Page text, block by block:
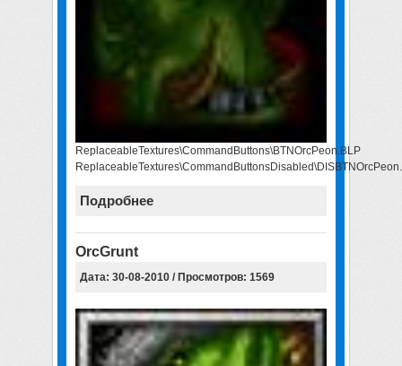
ReplaceableTextures\CommandButtons\BTNOrcPeon.BLP
Подробнее
OrcGrunt
Дата: 30-08-2010 / Просмотров: 1569